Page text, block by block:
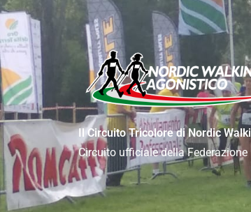
Il Circuito Tricolore di Nordic
Circuito ufficiale della